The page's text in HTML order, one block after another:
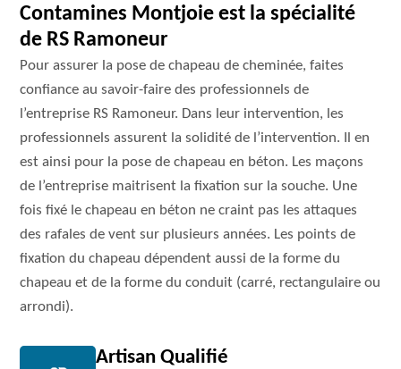
Contamines Montjoie est la spécialité
de RS Ramoneur
Pour assurer la pose de chapeau de cheminée, faites
confiance au savoir-faire des professionnels de
l’entreprise RS Ramoneur. Dans leur intervention, les
professionnels assurent la solidité de l’intervention. Il en
est ainsi pour la pose de chapeau en béton. Les maçons
de l’entreprise maitrisent la fixation sur la souche. Une
fois fixé le chapeau en béton ne craint pas les attaques
des rafales de vent sur plusieurs années. Les points de
fixation du chapeau dépendent aussi de la forme du
chapeau et de la forme du conduit (carré, rectangulaire ou
arrondi).
Artisan Qualifié